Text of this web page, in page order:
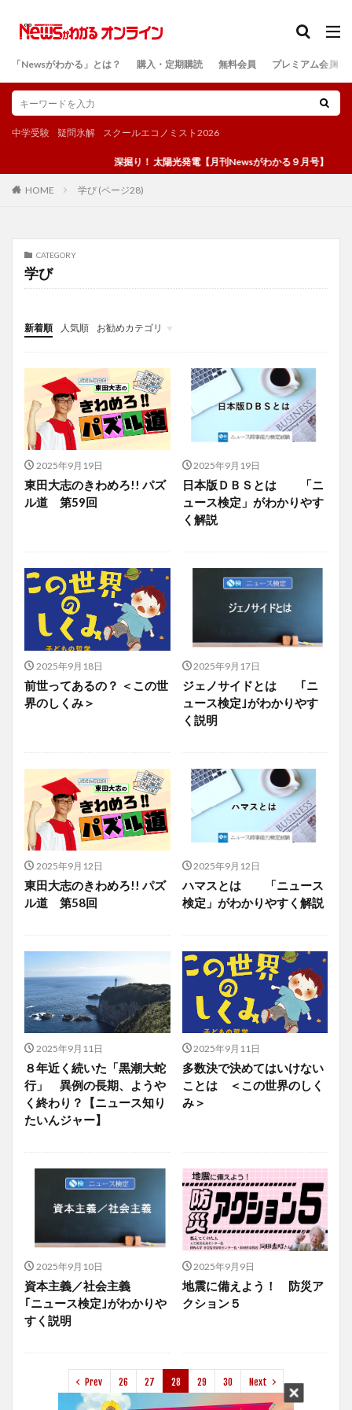
「Newsがわかる」とは？ 購入・定期購読 無料会員 プレミアム会員
中学受験 疑問氷解 スクールエコノミスト2026
深掘り！ 太陽光発電【月刊Newsがわかる９月号】
HOME 学び (ページ28)
CATEGORY
学び
新着順 人気順
お勧めカテゴリ
投稿
学び
マンガ
電子書籍
2025年9月19日
東田大志のきわめろ!! パズ
ル道 第59回
2025年9月19日
日本版ＤＢＳとは 「ニ
ュース検定」がわかりやす
く解説
2025年9月18日
前世ってあるの？ ＜この世
界のしくみ＞
2025年9月17日
ジェノサイドとは ｢ニ
ュース検定｣がわかりやす
く説明
2025年9月12日
東田大志のきわめろ!! パズ
ル道 第58回
2025年9月12日
ハマスとは 「ニュース
検定」がわかりやすく解説
2025年9月11日
８年近く続いた「黒潮大蛇
行」 異例の長期、ようや
く終わり？【ニュース知り
たいんジャー】
2025年9月11日
多数決で決めてはいけない
ことは ＜この世界のしく
み＞
2025年9月10日
資本主義／社会主義
｢ニュース検定｣がわかりや
すく説明
2025年9月9日
地震に備えよう！ 防災ア
クション５
Prev 26 27 28 29 30 Next
検索